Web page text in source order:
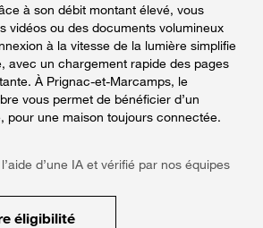
à son débit montant élevé, vous
vidéos ou des documents volumineux
à la vitesse de la lumière simplifie
avec un chargement rapide des pages
À Prignac-et-Marcamps, le
vous permet de bénéficier d’un
pour une maison toujours connectée.
d’une IA et vérifié par nos équipes
éligibilité